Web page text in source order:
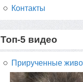
Контакты
Топ-5 видео
Прирученные